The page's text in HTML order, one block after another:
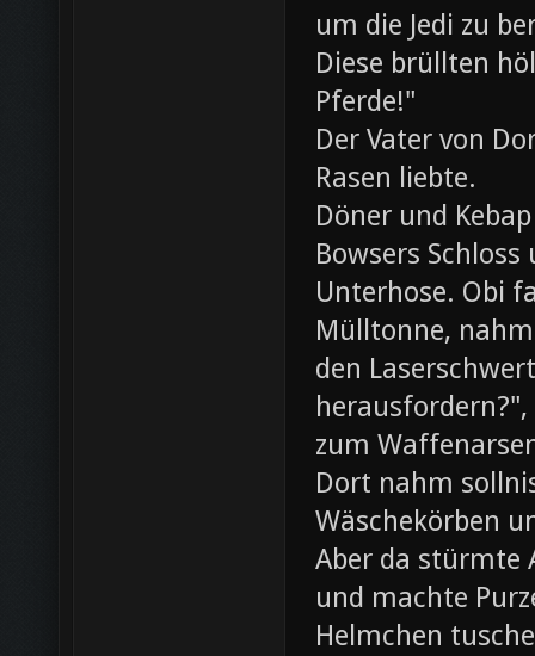
um die Jedi zu
Diese brüllten
Pferde!"
Der Vater von
Rasen liebte.
Döner und
Bowsers
Unterhose. Obi
Mülltonne,
den
zum
Dort nahm
Wäschekörben
Aber da stürmte
und machte
Helmchen